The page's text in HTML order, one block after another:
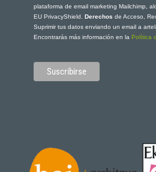
plataforma de email marketing Mailchimp,
EU PrivacyShield. Derechos de Acceso,
Suprimir tus datos enviando un email a
Encontrarás más información en la Política